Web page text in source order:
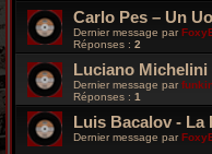
Carlo Pes – Un
Dernier message par
Réponses : 2
Luciano
Dernier message par
Réponses : 1
Luis Bacalov - La
Dernier message par